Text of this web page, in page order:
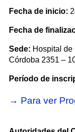
Fecha de inicio:
Fecha de
Sede: Hospital de
Córdoba 2351 –
Período de
→ Para ver